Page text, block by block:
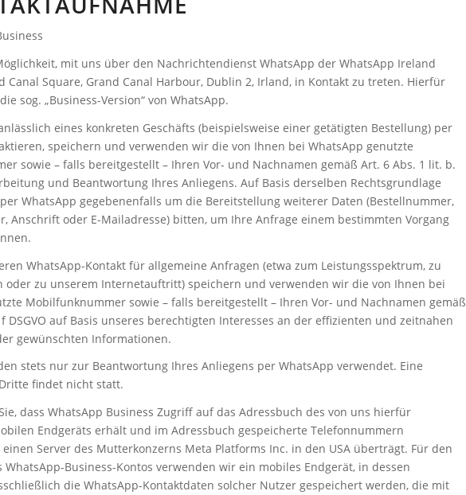
mit uns über den Nachrichtendienst WhatsApp der WhatsApp Ireland
Canal Square, Grand Canal Harbour, Dublin 2, Irland, in Kontakt zu treten. Hierfür
sog. „Business-Version“ von WhatsApp.
eines konkreten Geschäfts (beispielsweise einer getätigten Bestellung) per
speichern und verwenden wir die von Ihnen bei WhatsApp genutzte
sowie – falls bereitgestellt – Ihren Vor- und Nachnamen gemäß Art. 6 Abs. 1 lit. b.
und Beantwortung Ihres Anliegens. Auf Basis derselben Rechtsgrundlage
WhatsApp gegebenenfalls um die Bereitstellung weiterer Daten (Bestellnummer,
Anschrift oder E-Mailadresse) bitten, um Ihre Anfrage einem bestimmten Vorgang
WhatsApp-Kontakt für allgemeine Anfragen (etwa zum Leistungsspektrum, zu
oder zu unserem Internetauftritt) speichern und verwenden wir die von Ihnen bei
Mobilfunknummer sowie – falls bereitgestellt – Ihren Vor- und Nachnamen gemäß
DSGVO auf Basis unseres berechtigten Interesses an der effizienten und zeitnahen
gewünschten Informationen.
stets nur zur Beantwortung Ihres Anliegens per WhatsApp verwendet. Eine
findet nicht statt.
dass WhatsApp Business Zugriff auf das Adressbuch des von uns hierfür
Endgeräts erhält und im Adressbuch gespeicherte Telefonnummern
Server des Mutterkonzerns Meta Platforms Inc. in den USA überträgt. Für den
WhatsApp-Business-Kontos verwenden wir ein mobiles Endgerät, in dessen
die WhatsApp-Kontaktdaten solcher Nutzer gespeichert werden, die mit